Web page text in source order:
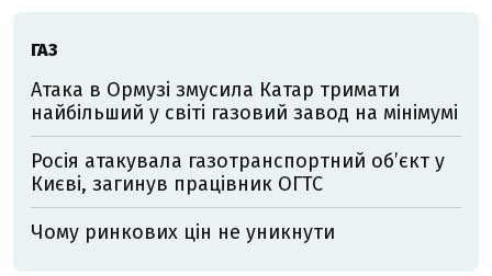
ГАЗ
Атака в Ормузі змусила Катар тримати
найбільший у світі газовий завод на мінімумі
Росія атакувала газотранспортний об’єкт у
Києві, загинув працівник ОГТС
Чому ринкових цін не уникнути